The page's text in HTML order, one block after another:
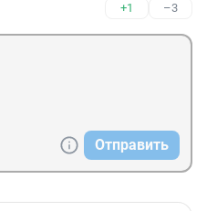
+1 –3
Отправить